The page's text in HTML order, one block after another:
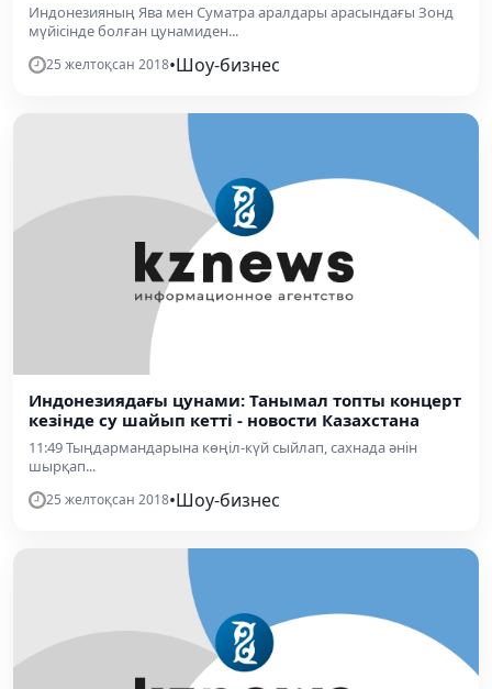
Индонезияның Ява мен Суматра аралдары арасындағы Зонд
мүйісінде болған цунамиден...
25 желтоқсан 2018•Шоу-бизнес
Индонезиядағы цунами: Танымал топты концерт
кезінде су шайып кетті - новости Казахстана
11:49 Тыңдармандарына көңіл-күй сыйлап, сахнада әнін
шырқап...
25 желтоқсан 2018•Шоу-бизнес